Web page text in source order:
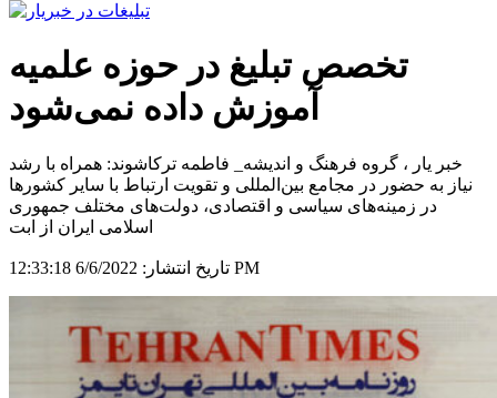
تخصص تبلیغ در حوزه علمیه
آموزش داده نمی‌شود
خبر یار ، گروه فرهنگ و اندیشه_ فاطمه ترکاشوند: همراه با رشد
نیاز به حضور در مجامع بین‌المللی و تقویت ارتباط با سایر کشورها
در زمینه‌های سیاسی و اقتصادی، دولت‌های مختلف جمهوری
اسلامی ایران از ابت
تاریخ انتشار: 6/6/2022 12:33:18 PM